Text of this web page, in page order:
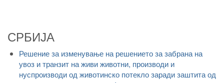
СРБИЈА
Решение за изменување на решението за забрана на
увоз и транзит на живи животни, производи и
нуспроизводи од животинско потекло заради заштита од